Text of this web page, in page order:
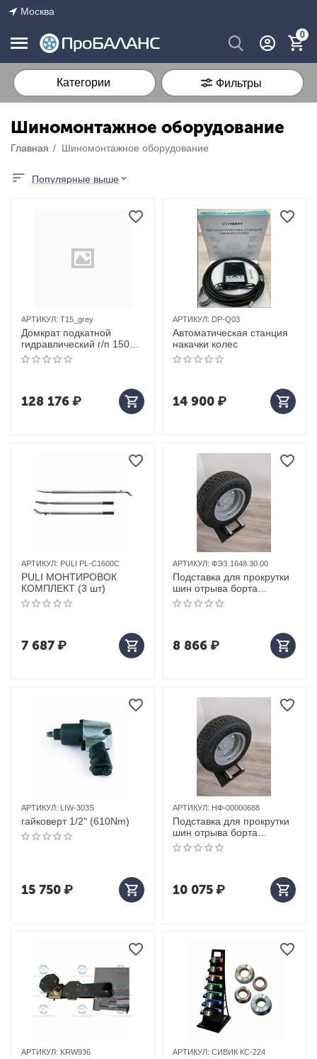
Москва
0
Категории Фильтры
Шиномонтажное оборудование
Главная / Шиномонтажное оборудование
Популярные выше
АРТИКУЛ: T15_grey
Домкрат подкатной
гидравлический г/п 15000
кг. MEGA (Испания) арт.
T15_grey
128 176₽
АРТИКУЛ: DP-Q03
Автоматическая станция
накачки колес
14 900₽
АРТИКУЛ: PULI PL-C1600C
PULI МОНТИРОВОК
КОМПЛЕКТ (3 шт)
7 687₽
АРТИКУЛ: ФЭЗ.1648.30.00
Подставка для прокрутки
шин отрыва борта
стальная 2 ролика
8 866₽
АРТИКУЛ: LIW-303S
гайковерт 1/2" (610Nm)
15 750₽
АРТИКУЛ: НФ-00000688
Подставка для прокрутки
шин отрыва борта
стальная 36х20х4см
10 075₽
АРТИКУЛ: KRW936 АРТИКУЛ: СИВИК КС-224